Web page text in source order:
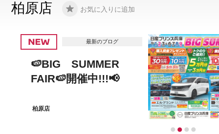
柏原店 お気に入りに追加
最新のブログ
🎑🌙🍡９月定休日のご
案内🍡🌙🎑